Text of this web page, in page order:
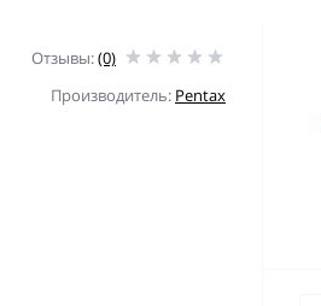
Отзывы:(0)
Производитель: Pentax